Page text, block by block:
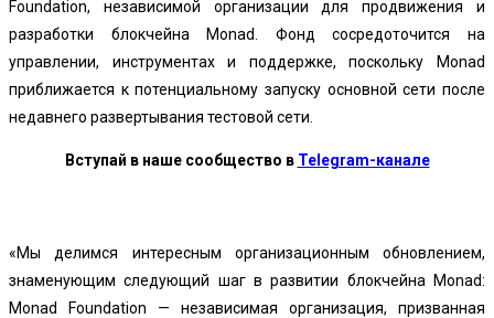
Foundation, независимой организации для продвижения и
разработки блокчейна Monad. Фонд сосредоточится на
управлении, инструментах и ​​поддержке, поскольку Monad
приближается к потенциальному запуску основной сети после
недавнего развертывания тестовой сети.
Вступай в наше сообщество в Telegram-канале
«Мы делимся интересным организационным обновлением,
знаменующим следующий шаг в развитии блокчейна Monad:
Monad Foundation — независимая организация, призванная